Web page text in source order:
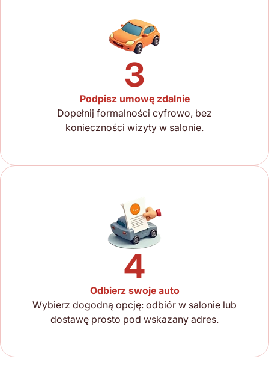
3
Podpisz umowę zdalnie
Dopełnij formalności cyfrowo, bez
konieczności wizyty w salonie.
4
Odbierz swoje auto
Wybierz dogodną opcję: odbiór w salonie lub
dostawę prosto pod wskazany adres.